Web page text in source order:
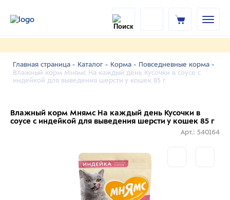
Главная страница - Каталог - Корма - Повседневные корма -
Влажный корм Мнямс На каждый день Кусочки в соусе с
индейкой для выведения шерсти у кошек 85 г
Влажный корм Мнямс На каждый день Кусочки в
соусе с индейкой для выведения шерсти у кошек 85 г
Арт.: 540164